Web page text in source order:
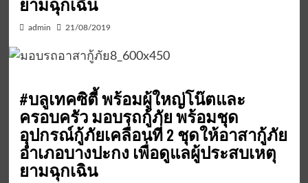
ยามฉุกเฉิน
admin 21/08/2019
#บลูเทคซิตี้ พร้อมผู้ใหญ่โน๊ตและ
ครอบครัว มอบรถกู้ภัย พร้อมชุด
อุปกรณ์กู้ภัยเคลื่อนที่ 2 ชุดให้อาสากู้ภัย
อำเภอบางปะกง เพื่อดูแลผู้ประสบเหตุ
ยามฉุกเฉิน